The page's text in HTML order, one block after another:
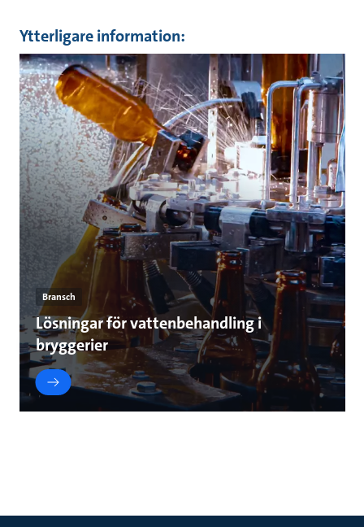
Ytterligare information:
Bransch
Lösningar för vattenbehandling i
bryggerier